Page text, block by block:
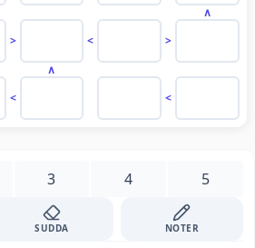
> < >
< <
∧
∧
3 4 5
SUDDA NOTER